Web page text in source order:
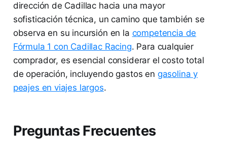
dirección de Cadillac hacia una mayor
sofisticación técnica, un camino que también se
observa en su incursión en la competencia de
Fórmula 1 con Cadillac Racing. Para cualquier
comprador, es esencial considerar el costo total
de operación, incluyendo gastos en gasolina y
peajes en viajes largos.
Preguntas Frecuentes